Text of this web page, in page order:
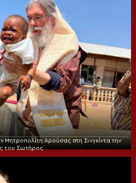
Μητροπολίτη Αρούσας στη Σινγκίντα την
του Σωτήρος